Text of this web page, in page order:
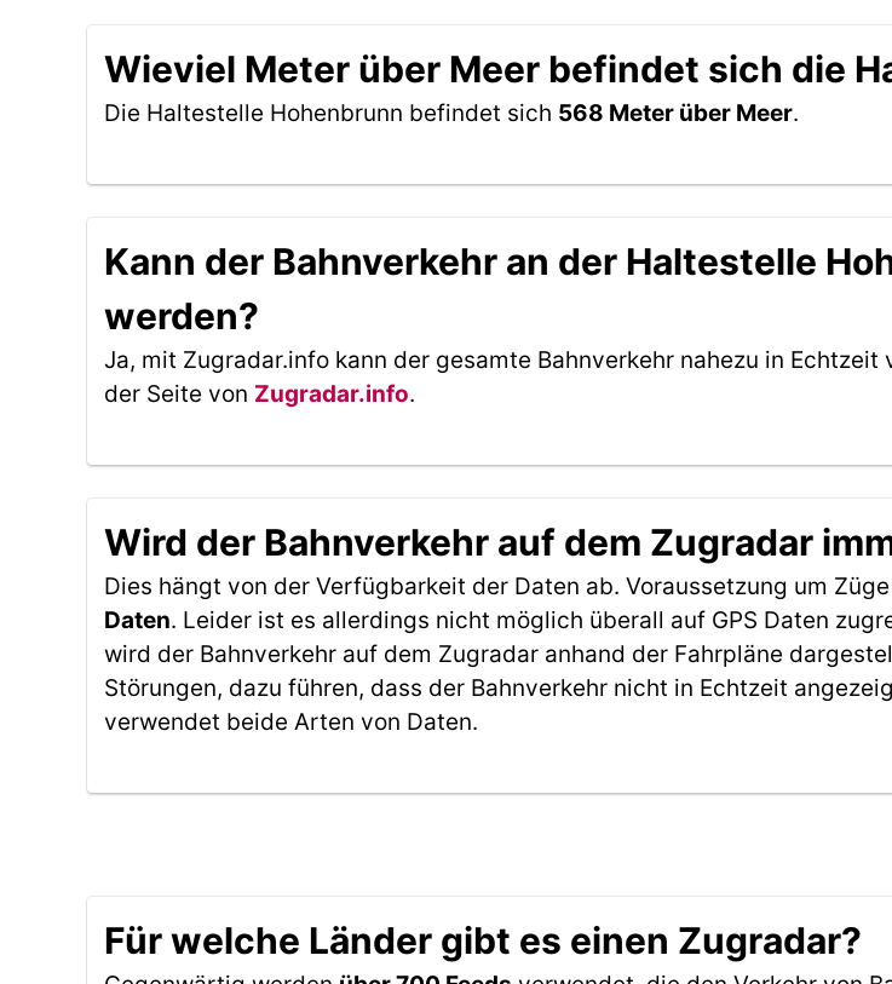
Wieviel Meter über Meer befindet sich die
Die Haltestelle Hohenbrunn befindet sich 568 Meter über Meer.
Kann der Bahnverkehr an der Haltestelle
werden?
Ja, mit Zugradar.info kann der gesamte Bahnverkehr nahezu in
der Seite von Zugradar.info.
Wird der Bahnverkehr auf dem Zugradar
Dies hängt von der Verfügbarkeit der Daten ab. Voraussetzung um
Daten. Leider ist es allerdings nicht möglich überall auf GPS Daten
wird der Bahnverkehr auf dem Zugradar anhand der Fahrpläne
Störungen, dazu führen, dass der Bahnverkehr nicht in Echtzeit
verwendet beide Arten von Daten.
Für welche Länder gibt es einen Zugradar?